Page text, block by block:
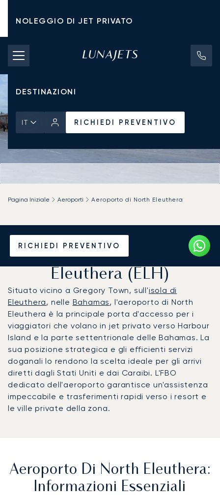
NOLEGGIO DI JET PRIVATO
TARIFFE DI NOLEGGIO
JET PRIVATI
DESTINAZIONI
IT RICHIEDI PREVENTIVO
RICHIEDI PREVENTIVO
Pagina Iniziale Aeroporti Aeroporto di North Eleuthera
Noleggio jet privato per
l'Aeroporto di North
Eleuthera (ELH)
Situato vicino a Gregory Town, sull'isola di
Eleuthera, nelle Bahamas, l'aeroporto di North
Eleuthera è la principale porta d'accesso per i
viaggiatori che volano in jet privato verso Harbour
Island e la parte settentrionale delle Bahamas. La
sua posizione strategica e gli efficienti servizi
doganali lo rendono la scelta ideale per gli arrivi
diretti dagli Stati Uniti e dai Caraibi. L'FBO
dedicato dell'aeroporto garantisce un'assistenza
impeccabile e trasferimenti rapidi verso i resort e
le ville private della zona.
Aeroporto Di North Eleuthera:
Informazioni Essenziali